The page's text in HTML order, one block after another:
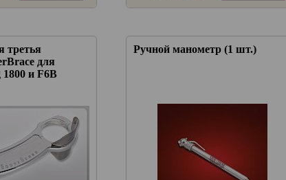
третья
для
1800 и F6B
Ручной манометр (1 шт.)